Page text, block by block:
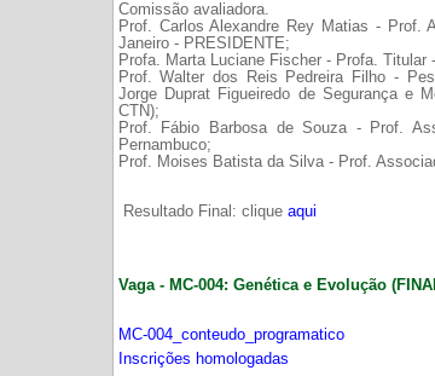
Comissão avaliadora.
Prof. Carlos Alexandre Rey Matias - Prof.
Janeiro - PRESIDENTE;
Profa. Marta Luciane Fischer - Profa.
Prof. Walter dos Reis Pedreira Filho -
Jorge Duprat Figueiredo de Segurança e
CTN);
Prof. Fábio Barbosa de Souza - Prof.
Pernambuco;
Prof. Moises Batista da Silva - Prof.
Resultado Final: clique aqui
Vaga - MC-004: Genética e Evolução
MC-004_conteudo_programatico
Inscrições homologadas